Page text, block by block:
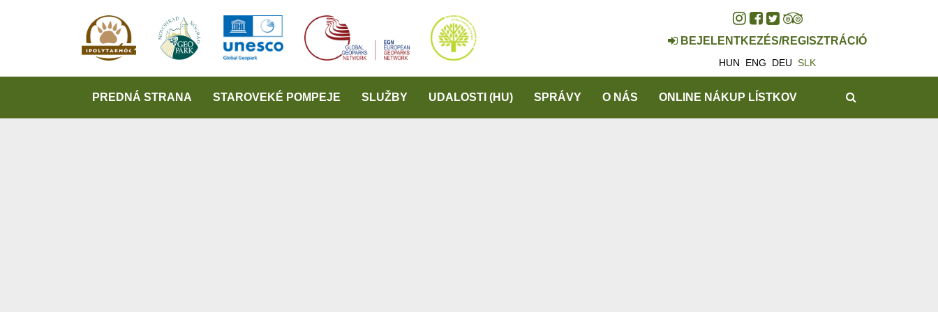
BEJELENTKEZÉS/REGISZTRÁCIÓ
HUN ENG DEU SLK
PREDNÁ STRANA STAROVEKÉ POMPEJE SLUŽBY UDALOSTI (HU) SPRÁVY O NÁS ONLINE NÁKUP LÍSTKOV